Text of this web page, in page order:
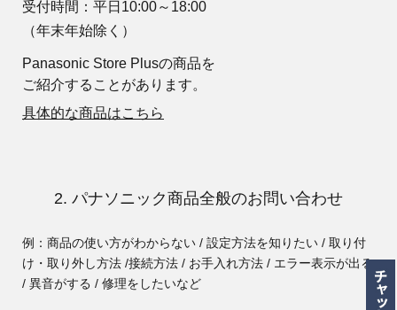
受付時間：平日10:00～18:00
（年末年始除く）
Panasonic Store Plusの商品を
ご紹介することがあります。
具体的な商品はこちら
2. パナソニック商品全般のお問い合わせ
例：商品の使い方がわからない / 設定方法を知りたい / 取り付
け・取り外し方法 /接続方法 / お手入れ方法 / エラー表示が出る
/ 異音がする / 修理をしたいなど